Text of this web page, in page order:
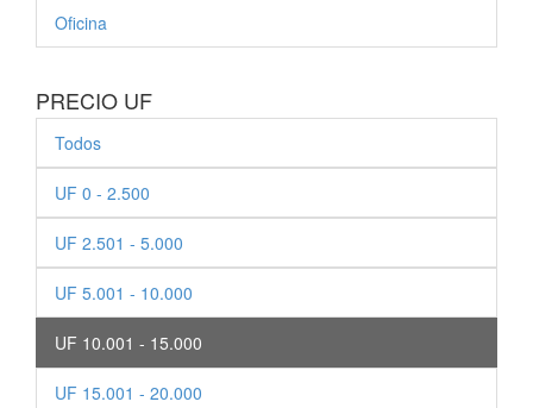
Oficina
PRECIO UF
Todos
UF 0 - 2.500
UF 2.501 - 5.000
UF 5.001 - 10.000
UF 10.001 - 15.000
UF 15.001 - 20.000